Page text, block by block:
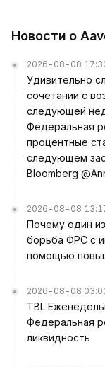
Новости о
2026-08-08
Удивительно
сочетании с
следующей
Федеральная
процентные
следующем
Bloomberg
2026-08-08
Почему один
борьба ФРС с
помощью
2026-08-08
TBL
Федеральная
ликвидность